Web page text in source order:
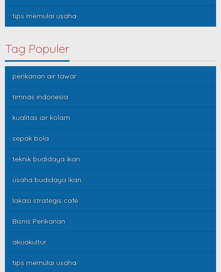
tips memulai usaha
Tag Populer
perikanan air tawar
timnas indonesia
kualitas air kolam
sepak bola
teknik budidaya ikan
usaha budidaya ikan
lokasi strategis cafe
Bisnis Perikanan
akuakultur
tips memulai usaha